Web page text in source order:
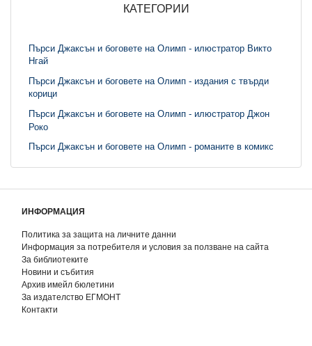
КАТЕГОРИИ
Пърси Джаксън и боговете на Олимп - илюстратор Викто
Нгай
Пърси Джаксън и боговете на Олимп - издания с твърди
корици
Пърси Джаксън и боговете на Олимп - илюстратор Джон
Роко
Пърси Джаксън и боговете на Олимп - романите в комикс
ИНФОРМАЦИЯ
Политика за защита на личните данни
Информация за потребителя и условия за ползване на сайта
За библиотеките
Новини и събития
Архив имейл бюлетини
За издателство ЕГМОНТ
Контакти